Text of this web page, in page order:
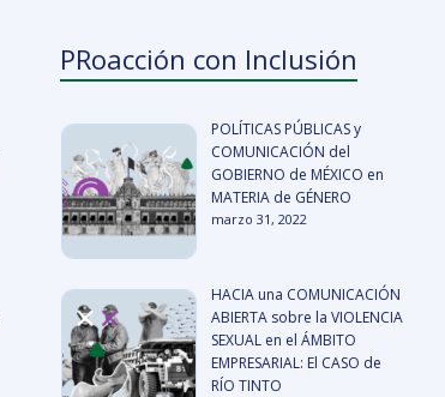
PRoacción con Inclusión
POLÍTICAS PÚBLICAS y
COMUNICACIÓN del
GOBIERNO de MÉXICO en
MATERIA de GÉNERO
marzo 31, 2022
HACIA una COMUNICACIÓN
ABIERTA sobre la VIOLENCIA
SEXUAL en el ÁMBITO
EMPRESARIAL: El CASO de
RÍO TINTO